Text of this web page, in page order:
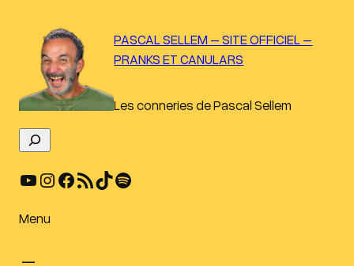
contenu
PASCAL SELLEM – SITE OFFICIEL –
PRANKS ET CANULARS
Les conneries de Pascal Sellem
e
c
e
YouTube Instagram Facebook Flux RSS TikTok Spotify
Menu